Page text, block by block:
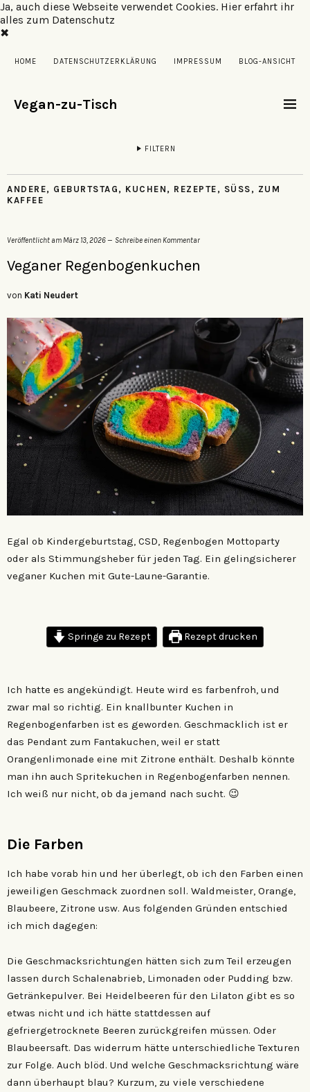
Ja, auch diese Webseite verwendet Cookies. Hier erfahrt ihr
alles zum Datenschutz
✖
HOME DATENSCHUTZERKLÄRUNG IMPRESSUM BLOG-ANSICHT
Vegan-zu-Tisch
FILTERN
ANDERE, GEBURTSTAG , KUCHEN , REZEPTE , SÜSS , ZUM
KAFFEE
Veröffentlicht am März 13, 2026 Schreibe einen Kommentar
Veganer Regenbogenkuchen
von Kati Neudert
Egal ob Kindergeburtstag, CSD, Regenbogen Mottoparty
oder als Stimmungsheber für jeden Tag. Ein gelingsicherer
veganer Kuchen mit Gute-Laune-Garantie.
Springe zu Rezept Rezept drucken
Ich hatte es angekündigt. Heute wird es farbenfroh, und
zwar mal so richtig. Ein knallbunter Kuchen in
Regenbogenfarben ist es geworden. Geschmacklich ist er
das Pendant zum Fantakuchen, weil er statt
Orangenlimonade eine mit Zitrone enthält. Deshalb könnte
man ihn auch Spritekuchen in Regenbogenfarben nennen.
Ich weiß nur nicht, ob da jemand nach sucht. 😉
Die Farben
Ich habe vorab hin und her überlegt, ob ich den Farben einen
jeweiligen Geschmack zuordnen soll. Waldmeister, Orange,
Blaubeere, Zitrone usw. Aus folgenden Gründen entschied
ich mich dagegen:
Die Geschmacksrichtungen hätten sich zum Teil erzeugen
lassen durch Schalenabrieb, Limonaden oder Pudding bzw.
Getränkepulver. Bei Heidelbeeren für den Lilaton gibt es so
etwas nicht und ich hätte stattdessen auf
gefriergetrocknete Beeren zurückgreifen müssen. Oder
Blaubeersaft. Das widerrum hätte unterschiedliche Texturen
zur Folge. Auch blöd. Und welche Geschmacksrichtung wäre
dann überhaupt blau? Kurzum, zu viele verschiedene